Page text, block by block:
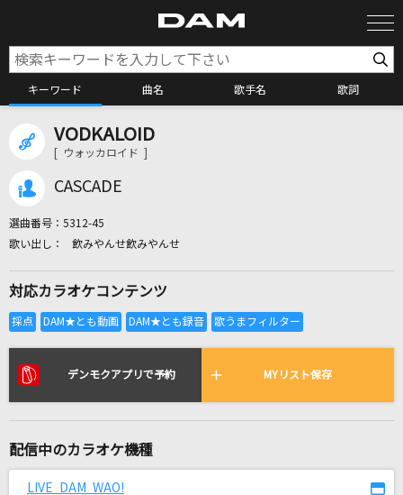
キーワード 曲名 歌手名 歌詞
全国りれき
リアルタイムで歌われている曲の一覧
Missing
VODKALOID
[ ウォッカロイド ]
CASCADE
選曲番号： 5312-45
飲みやんせ飲みやんせ
対応カラオケコンテンツ
デンモクアプリで予約 MYリスト保存
配信中のカラオケ機種
LIVE DAM WAO!